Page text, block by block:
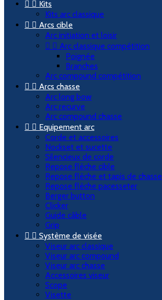
  Kits
Kits arc classique
  Arcs cible
Arc initiation et loisir
  Arc classique compétition
Poignée
Branches
Arc compound compétition
  Arcs chasse
Arc long bow
Arc recurve
Arc compound chasse
  Equipement arc
Corde et accessoires
Nockset et sucette
Silencieux de corde
Repose flèche cible
Repose flèche et tapis de chasse
Repose flèche pacesseter
Berger button
Clicker
Guide câble
Grip
  Système de visée
Viseur arc classique
Viseur arc compound
Viseur arc chasse
Accessoires viseur
Scope
Visette